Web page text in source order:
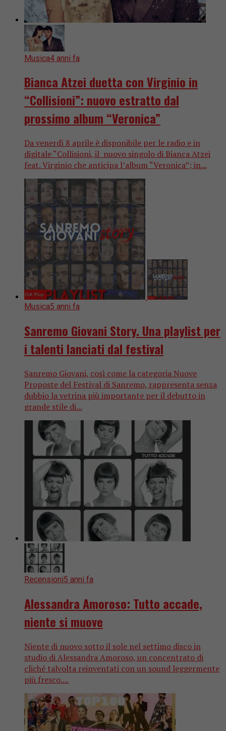
Musica4 anni fa
Bianca Atzei duetta con Virginio in
“Collisioni”: nuovo estratto dal
prossimo album “Veronica”
Da venerdì 8 aprile è disponibile per le radio e in
digitale “Collisioni, il nuovo singolo di Bianca Atzei
feat. Virginio che anticipa l’album “Veronica”; in...
Musica5 anni fa
Sanremo Giovani Story. Una playlist per
i talenti lanciati dal festival
Sanremo Giovani, così come la categoria Nuove
Proposte del Festival di Sanremo, rappresenta senza
dubbio la vetrina più importante per il debutto in
grande stile di...
Recensioni5 anni fa
Alessandra Amoroso: Tutto accade,
niente si muove
Niente di nuovo sotto il sole nel settimo disco in
studio di Alessandra Amoroso, un concentrato di
cliché talvolta reinventati con un sound leggermente
più fresco....